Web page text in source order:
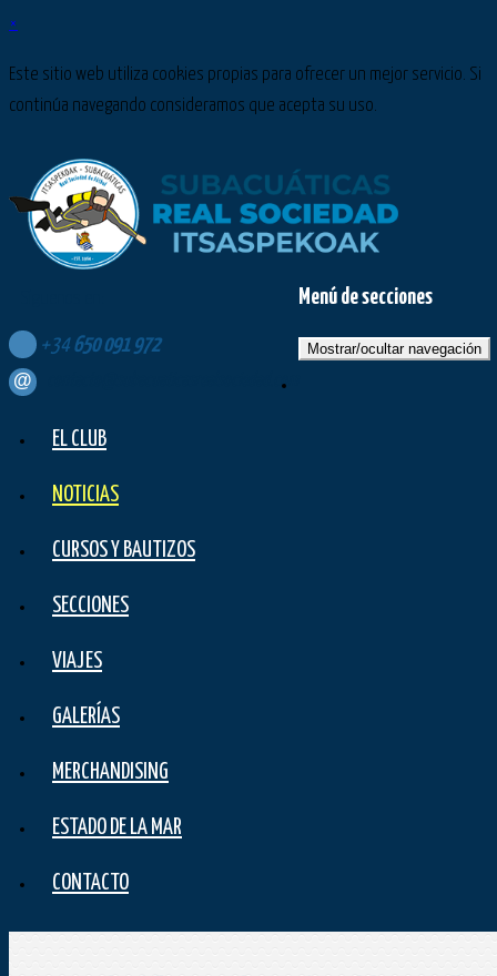
×
Este sitio web utiliza cookies propias para ofrecer un mejor servicio. Si
continúa navegando consideramos que acepta su uso.
+34 650 091 972
contacto@subacuaticasrealsociedad.com
Menú de secciones
Mostrar/ocultar navegación
EL CLUB
NOTICIAS
CURSOS Y BAUTIZOS
SECCIONES
VIAJES
GALERÍAS
MERCHANDISING
ESTADO DE LA MAR
CONTACTO